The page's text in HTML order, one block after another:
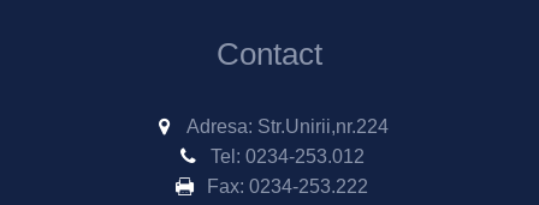
Contact
Adresa: Str.Unirii,nr.224
Tel: 0234-253.012
Fax: 0234-253.222